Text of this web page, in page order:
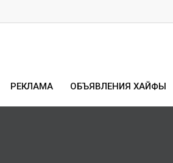
РЕКЛАМА ОБЪЯВЛЕНИЯ ХАЙФЫ